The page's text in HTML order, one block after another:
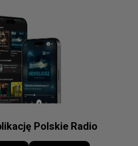
Polskie Radio